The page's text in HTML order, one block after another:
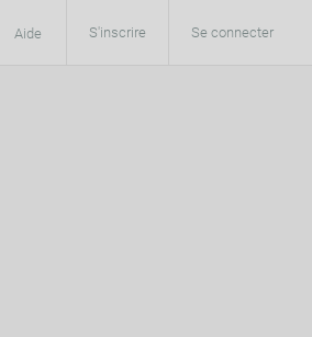
Aide S'inscrire Se connecter